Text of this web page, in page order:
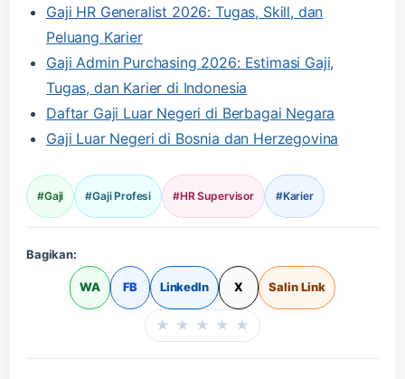
Gaji HR Generalist 2026: Tugas, Skill, dan
Peluang Karier
Gaji Admin Purchasing 2026: Estimasi Gaji,
Tugas, dan Karier di Indonesia
Daftar Gaji Luar Negeri di Berbagai Negara
Gaji Luar Negeri di Bosnia dan Herzegovina
#Gaji #Gaji Profesi #HR Supervisor #Karier
Bagikan:
WA FB LinkedIn X Salin Link
Beri rating halaman
★ ★ ★ ★ ★